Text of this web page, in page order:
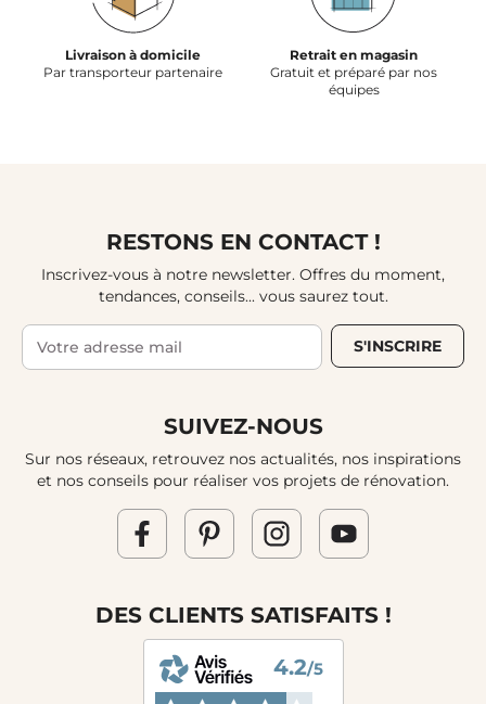
Livraison à domicile
Par transporteur partenaire
Retrait en magasin
Gratuit et préparé par nos
équipes
RESTONS EN CONTACT !
Inscrivez-vous à notre newsletter. Offres du moment,
tendances, conseils... vous saurez tout.
S'INSCRIRE
SUIVEZ-NOUS
Sur nos réseaux, retrouvez nos actualités, nos inspirations
et nos conseils pour réaliser vos projets de rénovation.
DES CLIENTS SATISFAITS !
4.2/5